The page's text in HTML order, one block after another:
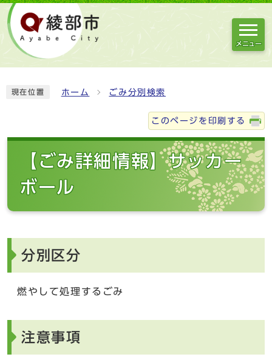
メニュー
現在位置 ホーム ごみ分別検索
このページを印刷する
【ごみ詳細情報】サッカー
ボール
分別区分
燃やして処理するごみ
注意事項